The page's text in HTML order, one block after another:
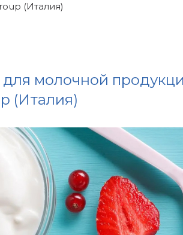
(Италия)
для молочной
(Италия)